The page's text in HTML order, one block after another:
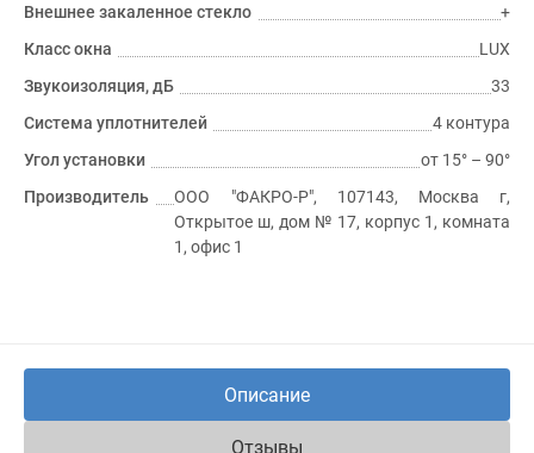
Внешнее закаленное стекло
+
Класс окна
LUX
Звукоизоляция, дБ
33
Система уплотнителей
4 контура
Угол установки
от 15° – 90°
Производитель
ООО "ФАКРО-Р", 107143, Москва г,
Открытое ш, дом № 17, корпус 1, комната
1, офис 1
Описание
Отзывы